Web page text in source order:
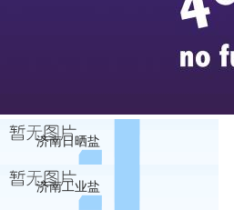
济南日晒盐
济南工业盐